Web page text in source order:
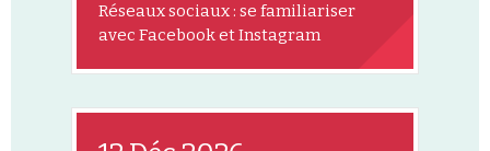
Réseaux sociaux : se familiariser
avec Facebook et Instagram